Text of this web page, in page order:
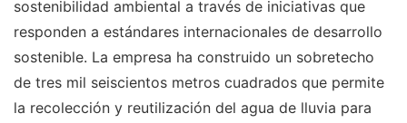
sostenibilidad ambiental a través de iniciativas que
responden a estándares internacionales de desarrollo
sostenible. La empresa ha construido un sobretecho
de tres mil seiscientos metros cuadrados que permite
la recolección y reutilización del agua de lluvia para